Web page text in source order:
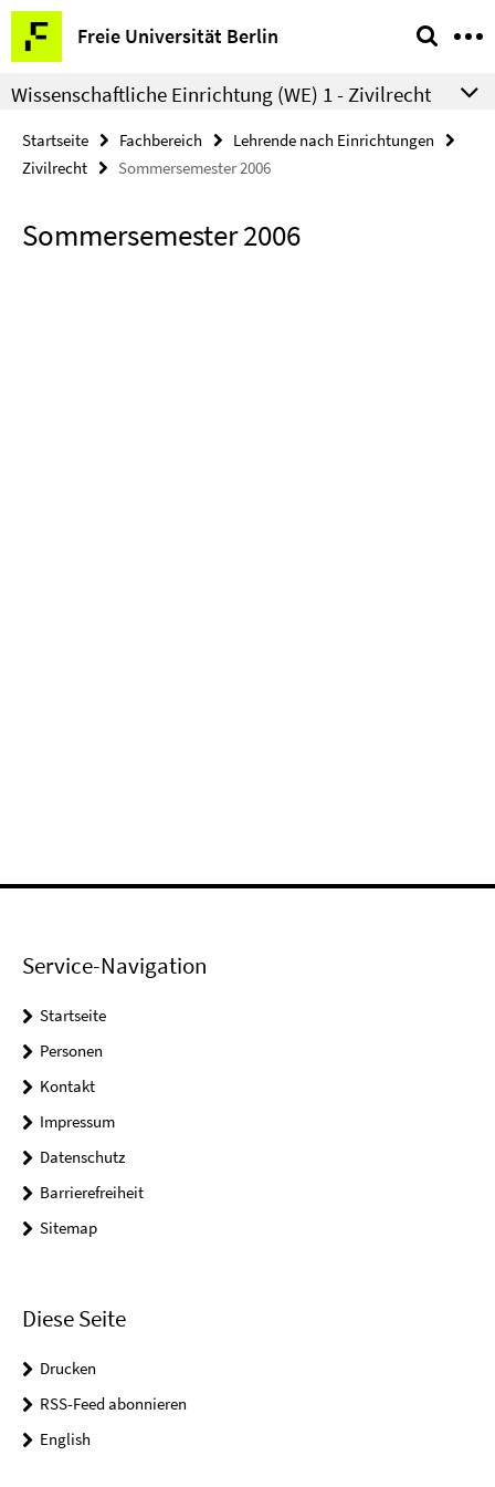
Springe
direkt
zu
Inhalt
Freie Universität Berlin
Service-
Navigation
Wissenschaftliche Einrichtung (WE) 1 - Zivilrecht
Startseite Fachbereich
Lehrende nach Einrichtungen
Zivilrecht
Sommersemester 2006
Sommersemester 2006
Service-Navigation
Startseite
Personen
Kontakt
Impressum
Datenschutz
Barrierefreiheit
Sitemap
Diese Seite
Drucken
RSS-Feed abonnieren
English